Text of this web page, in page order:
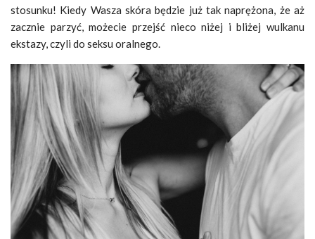
stosunku! Kiedy Wasza skóra będzie już tak naprężona, że aż
zacznie parzyć, możecie przejść nieco niżej i bliżej wulkanu
ekstazy, czyli do seksu oralnego.